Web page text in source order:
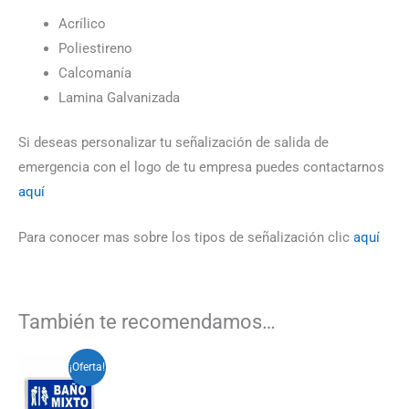
Acrílico
Poliestireno
Calcomanía
Lamina Galvanizada
Si deseas personalizar tu señalización de salida de
emergencia con el logo de tu empresa puedes contactarnos
aquí
Para conocer mas sobre los tipos de señalización clic aquí
También te recomendamos…
¡Oferta!
Rango
de
precios:
producto